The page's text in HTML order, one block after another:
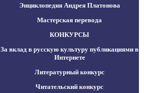
Энциклопедия Андрея Платонова
Мастерская перевода
КОНКУРСЫ
За вклад в русскую культуру публикациями в
Интернете
Литературный конкурс
Читательский конкурс